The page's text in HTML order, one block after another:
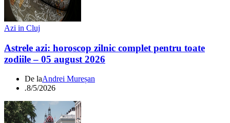
Azi in Cluj
Astrele azi: horoscop zilnic complet pentru toate
zodiile – 05 august 2026
De laAndrei Mureșan
.8/5/2026